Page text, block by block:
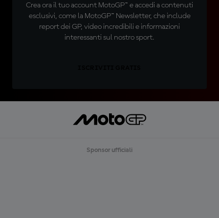
Crea ora il tuo account MotoGP™ e accedi a contenuti
esclusivi, come la MotoGP™ Newsletter, che include
report dei GP, video incredibili e informazioni
interessanti sul nostro sport.
Sponsor ufficiali